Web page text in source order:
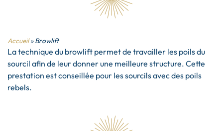
Accueil»Browlift
La technique du browlift permet de travailler les poils du
sourcil afin de leur donner une meilleure structure. Cette
prestation est conseillée pour les sourcils avec des poils
rebels.